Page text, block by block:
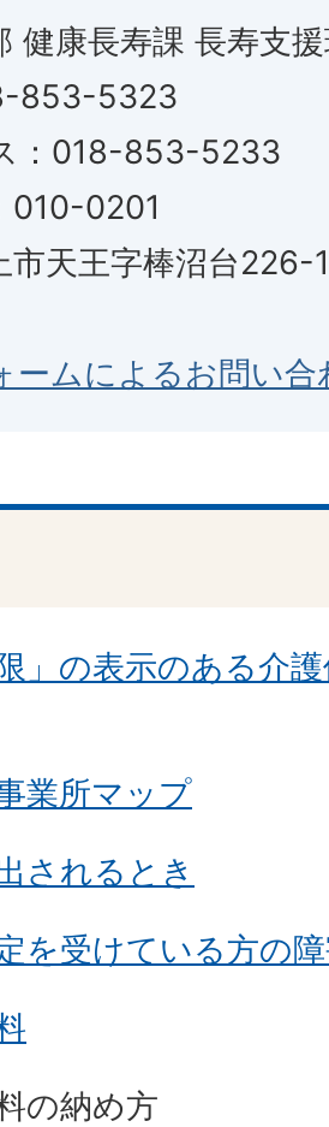
健康長寿課 長寿支
853-5323
：018-853-5233
010-0201
市天王字棒沼台226-1
ームによるお問い合
限」の表示のある介
業所マップ
されるとき
を受けている方の
の納め方